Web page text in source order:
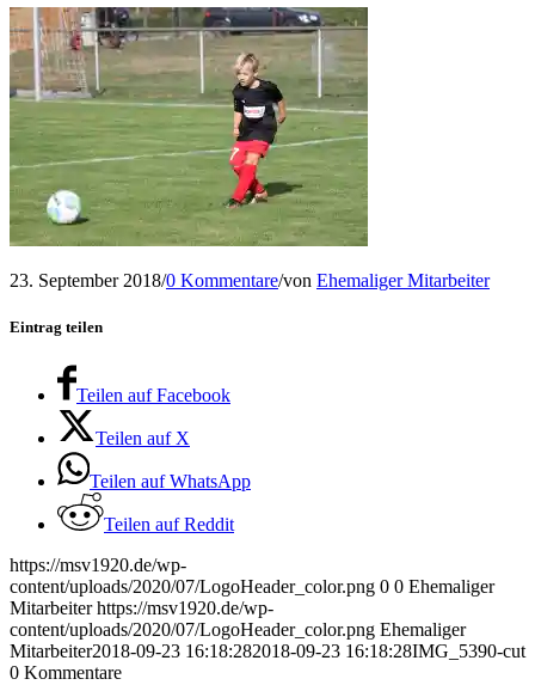
23. September 2018/0 Kommentare/von Ehemaliger Mitarbeiter
Eintrag teilen
Teilen auf Facebook
Teilen auf X
Teilen auf WhatsApp
Teilen auf Reddit
https://msv1920.de/wp-
content/uploads/2020/07/LogoHeader_color.png 0 0 Ehemaliger
Mitarbeiter https://msv1920.de/wp-
content/uploads/2020/07/LogoHeader_color.png Ehemaliger
Mitarbeiter2018-09-23 16:18:282018-09-23 16:18:28IMG_5390-cut
0 Kommentare